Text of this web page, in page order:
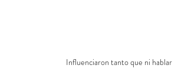
Influenciaron tanto que ni hablar